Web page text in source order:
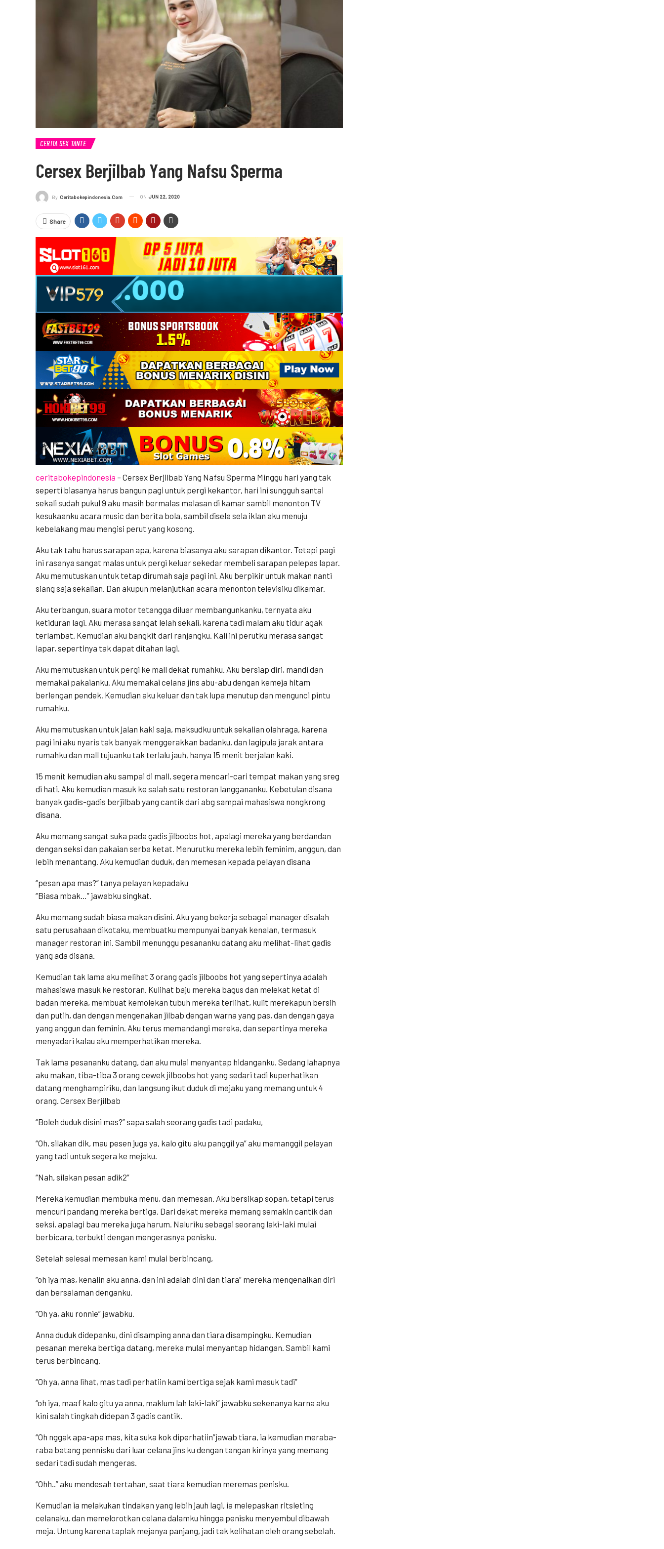
CERITA SEX TANTE
Cersex Berjilbab Yang Nafsu Sperma
By Ceritabokepindonesia.com ON JUN 22, 2020
Share
ceritabokepindonesia – Cersex Berjilbab Yang Nafsu Sperma Minggu hari yang tak
seperti biasanya harus bangun pagi untuk pergi kekantor, hari ini sungguh santai
sekali sudah pukul 9 aku masih bermalas malasan di kamar sambil menonton TV
kesukaanku acara music dan berita bola, sambil disela sela iklan aku menuju
kebelakang mau mengisi perut yang kosong.
Aku tak tahu harus sarapan apa, karena biasanya aku sarapan dikantor. Tetapi pagi
ini rasanya sangat malas untuk pergi keluar sekedar membeli sarapan pelepas lapar.
Aku memutuskan untuk tetap dirumah saja pagi ini. Aku berpikir untuk makan nanti
siang saja sekalian. Dan akupun melanjutkan acara menonton televisiku dikamar.
Aku terbangun, suara motor tetangga diluar membangunkanku, ternyata aku
ketiduran lagi. Aku merasa sangat lelah sekali, karena tadi malam aku tidur agak
terlambat. Kemudian aku bangkit dari ranjangku. Kali ini perutku merasa sangat
lapar, sepertinya tak dapat ditahan lagi.
Aku memutuskan untuk pergi ke mall dekat rumahku. Aku bersiap diri, mandi dan
memakai pakaianku. Aku memakai celana jins abu-abu dengan kemeja hitam
berlengan pendek. Kemudian aku keluar dan tak lupa menutup dan mengunci pintu
rumahku.
Aku memutuskan untuk jalan kaki saja, maksudku untuk sekalian olahraga, karena
pagi ini aku nyaris tak banyak menggerakkan badanku, dan lagipula jarak antara
rumahku dan mall tujuanku tak terlalu jauh, hanya 15 menit berjalan kaki.
15 menit kemudian aku sampai di mall, segera mencari-cari tempat makan yang sreg
di hati. Aku kemudian masuk ke salah satu restoran langgananku. Kebetulan disana
banyak gadis-gadis berjilbab yang cantik dari abg sampai mahasiswa nongkrong
disana.
Aku memang sangat suka pada gadis jilboobs hot, apalagi mereka yang berdandan
dengan seksi dan pakaian serba ketat. Menurutku mereka lebih feminim, anggun, dan
lebih menantang. Aku kemudian duduk, dan memesan kepada pelayan disana
“pesan apa mas?” tanya pelayan kepadaku
“Biasa mbak…” jawabku singkat.
Aku memang sudah biasa makan disini. Aku yang bekerja sebagai manager disalah
satu perusahaan dikotaku, membuatku mempunyai banyak kenalan, termasuk
manager restoran ini. Sambil menunggu pesananku datang aku melihat-lihat gadis
yang ada disana.
Kemudian tak lama aku melihat 3 orang gadis jilboobs hot yang sepertinya adalah
mahasiswa masuk ke restoran. Kulihat baju mereka bagus dan melekat ketat di
badan mereka, membuat kemolekan tubuh mereka terlihat, kulit merekapun bersih
dan putih, dan dengan mengenakan jilbab dengan warna yang pas, dan dengan gaya
yang anggun dan feminin. Aku terus memandangi mereka, dan sepertinya mereka
menyadari kalau aku memperhatikan mereka.
Tak lama pesananku datang, dan aku mulai menyantap hidanganku. Sedang lahapnya
aku makan, tiba-tiba 3 orang cewek jilboobs hot yang sedari tadi kuperhatikan
datang menghampiriku, dan langsung ikut duduk di mejaku yang memang untuk 4
orang. Cersex Berjilbab
“Boleh duduk disini mas?” sapa salah seorang gadis tadi padaku,
“Oh, silakan dik, mau pesen juga ya, kalo gitu aku panggil ya” aku memanggil pelayan
yang tadi untuk segera ke mejaku.
“Nah, silakan pesan adik2”
Mereka kemudian membuka menu, dan memesan. Aku bersikap sopan, tetapi terus
mencuri pandang mereka bertiga. Dari dekat mereka memang semakin cantik dan
seksi, apalagi bau mereka juga harum. Naluriku sebagai seorang laki-laki mulai
berbicara, terbukti dengan mengerasnya penisku.
Setelah selesai memesan kami mulai berbincang,
“oh iya mas, kenalin aku anna, dan ini adalah dini dan tiara” mereka mengenalkan diri
dan bersalaman denganku.
“Oh ya, aku ronnie” jawabku.
Anna duduk didepanku, dini disamping anna dan tiara disampingku. Kemudian
pesanan mereka bertiga datang, mereka mulai menyantap hidangan. Sambil kami
terus berbincang.
“Oh ya, anna lihat, mas tadi perhatiin kami bertiga sejak kami masuk tadi”
“oh iya, maaf kalo gitu ya anna, maklum lah laki-laki” jawabku sekenanya karna aku
kini salah tingkah didepan 3 gadis cantik.
“Oh nggak apa-apa mas, kita suka kok diperhatiin”jawab tiara, ia kemudian meraba-
raba batang pennisku dari luar celana jins ku dengan tangan kirinya yang memang
sedari tadi sudah mengeras.
“Ohh..” aku mendesah tertahan, saat tiara kemudian meremas penisku.
Kemudian ia melakukan tindakan yang lebih jauh lagi, ia melepaskan ritsleting
celanaku, dan memelorotkan celana dalamku hingga penisku menyembul dibawah
meja. Untung karena taplak mejanya panjang, jadi tak kelihatan oleh orang sebelah.